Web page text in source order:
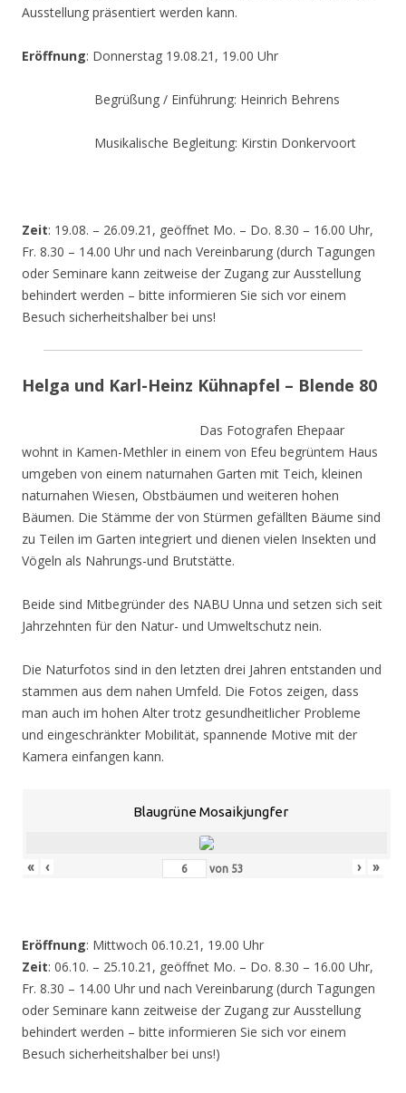
Ausstellung präsentiert werden kann.
Eröffnung: Donnerstag 19.08.21, 19.00 Uhr
Begrüßung / Einführung: Heinrich Behrens
Musikalische Begleitung: Kirstin Donkervoort
Zeit: 19.08. – 26.09.21, geöffnet Mo. – Do. 8.30 – 16.00 Uhr,
Fr. 8.30 – 14.00 Uhr und nach Vereinbarung (durch Tagungen
oder Seminare kann zeitweise der Zugang zur Ausstellung
behindert werden – bitte informieren Sie sich vor einem
Besuch sicherheitshalber bei uns!
Helga und Karl-Heinz Kühnapfel – Blende 80
Das Fotografen Ehepaar
wohnt in Kamen-Methler in einem von Efeu begrüntem Haus
umgeben von einem naturnahen Garten mit Teich, kleinen
naturnahen Wiesen, Obstbäumen und weiteren hohen
Bäumen. Die Stämme der von Stürmen gefällten Bäume sind
zu Teilen im Garten integriert und dienen vielen Insekten und
Vögeln als Nahrungs-und Brutstätte.
Beide sind Mitbegründer des NABU Unna und setzen sich seit
Jahrzehnten für den Natur- und Umweltschutz nein.
Die Naturfotos sind in den letzten drei Jahren entstanden und
stammen aus dem nahen Umfeld. Die Fotos zeigen, dass
man auch im hohen Alter trotz gesundheitlicher Probleme
und eingeschränkter Mobilität, spannende Motive mit der
Kamera einfangen kann.
Blaugrüne Mosaikjungfer
« ‹ von 53 › »
Eröffnung: Mittwoch 06.10.21, 19.00 Uhr
Zeit: 06.10. – 25.10.21, geöffnet Mo. – Do. 8.30 – 16.00 Uhr,
Fr. 8.30 – 14.00 Uhr und nach Vereinbarung (durch Tagungen
oder Seminare kann zeitweise der Zugang zur Ausstellung
behindert werden – bitte informieren Sie sich vor einem
Besuch sicherheitshalber bei uns!)